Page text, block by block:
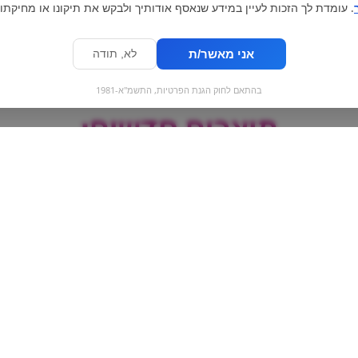
מוצרים חדשים:
. עומדת לך הזכות לעיין במידע שנאסף אודותיך ולבקש את תיקונו או
אני מאשר/ת לא, תודה
בהתאם לחוק הגנת הפרטיות, התשמ"א-1981